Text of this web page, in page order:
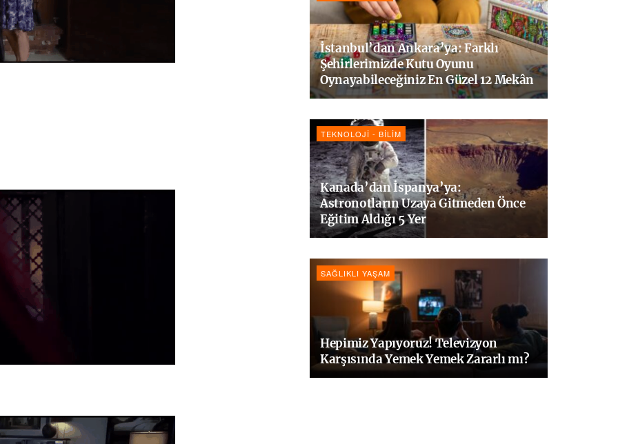
İstanbul’dan Ankara’ya: Farklı
Şehirlerimizde Kutu Oyunu
Oynayabileceğiniz En Güzel 12 Mekân
TEKNOLOJI - BILIM
Kanada’dan İspanya’ya:
Astronotların Uzaya Gitmeden Önce
Eğitim Aldığı 5 Yer
SAĞLIKLI YAŞAM
Hepimiz Yapıyoruz! Televizyon
Karşısında Yemek Yemek Zararlı mı?